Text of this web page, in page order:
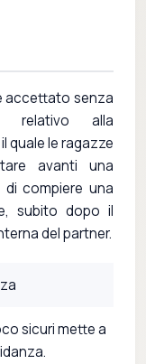
accettato senza
relativo alla
quale le ragazze
avanti una
compiere una
subito dopo il
del partner.
sicuri mette a